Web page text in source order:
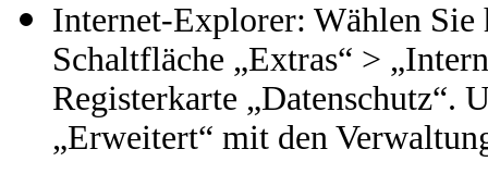
Internet-Explorer: Wählen
Schaltfläche „Extras“ >
Registerkarte „Datenschutz“.
„Erweitert“ mit den